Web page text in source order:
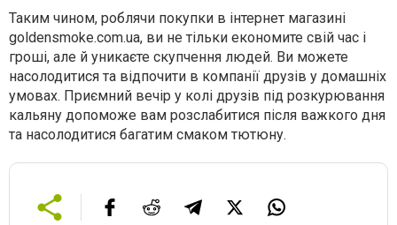
Таким чином, роблячи покупки в інтернет магазині
goldensmoke.com.ua, ви не тільки економите свій час і
гроші, але й уникаєте скупчення людей. Ви можете
насолодитися та відпочити в компанії друзів у домашніх
умовах. Приємний вечір у колі друзів під розкурювання
кальяну допоможе вам розслабитися після важкого дня
та насолодитися багатим смаком тютюну.